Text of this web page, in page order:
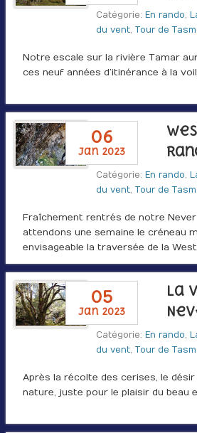
Catégorie: En rando
du vent, Tour de
Notre escale sur la rivière Tamar
ces neuf années d’itinérance à la
06
jan 2023
Catégorie: En rando
du vent, Tour de
Fraîchement rentrés de notre
attendons une semaine le créneau
envisageable la traversée de la
05
jan 2023
La
Catégorie: En rando
du vent, Tour de
Après la récolte des cerises, le
nature, juste pour le plaisir du beau